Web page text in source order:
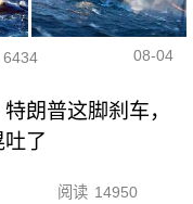
6434 08-04
朗普这脚刹车，
了
阅读 14950